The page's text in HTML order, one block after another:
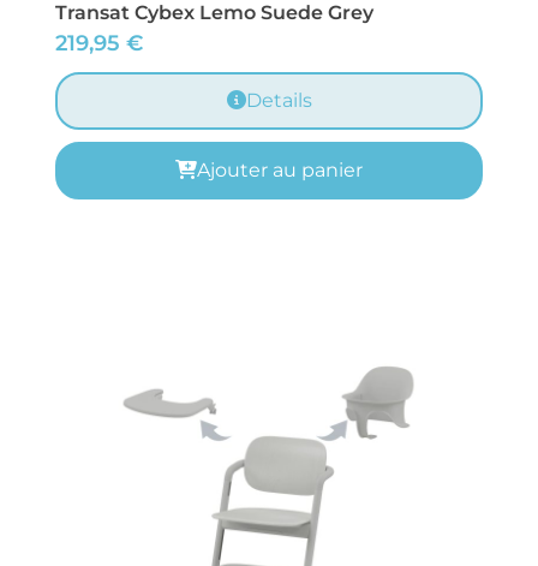
Transat Cybex Lemo Suede Grey
219,95 €
Details
Ajouter au panier